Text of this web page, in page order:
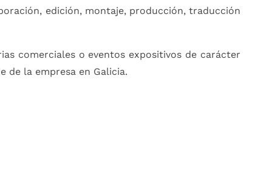
edición, montaje, producción, traducción
comerciales o eventos expositivos de carácter
de la empresa en Galicia.